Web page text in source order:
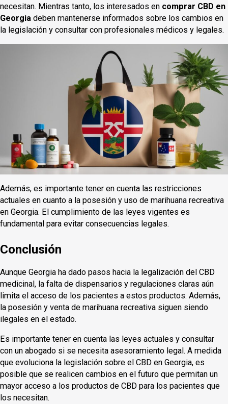
necesitan. Mientras tanto, los interesados en comprar CBD en
Georgia deben mantenerse informados sobre los cambios en
la legislación y consultar con profesionales médicos y legales.
Además, es importante tener en cuenta las restricciones
actuales en cuanto a la posesión y uso de marihuana recreativa
en Georgia. El cumplimiento de las leyes vigentes es
fundamental para evitar consecuencias legales.
Conclusión
Aunque Georgia ha dado pasos hacia la legalización del CBD
medicinal, la falta de dispensarios y regulaciones claras aún
limita el acceso de los pacientes a estos productos. Además,
la posesión y venta de marihuana recreativa siguen siendo
ilegales en el estado.
Es importante tener en cuenta las leyes actuales y consultar
con un abogado si se necesita asesoramiento legal. A medida
que evoluciona la legislación sobre el CBD en Georgia, es
posible que se realicen cambios en el futuro que permitan un
mayor acceso a los productos de CBD para los pacientes que
los necesitan.